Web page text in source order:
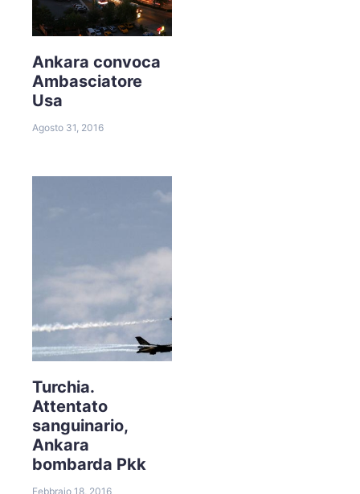
Ankara convoca
Ambasciatore
Usa
Agosto 31, 2016
Turchia.
Attentato
sanguinario,
Ankara
bombarda Pkk
Febbraio 18, 2016